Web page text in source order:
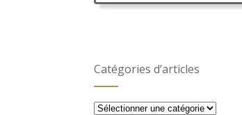
Catégories d’articles
Catégories